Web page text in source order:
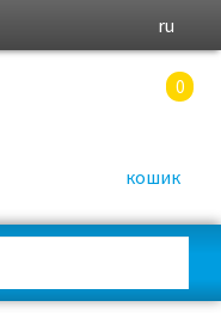
ru
0
кошик